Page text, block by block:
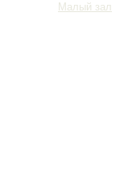
Малый зал